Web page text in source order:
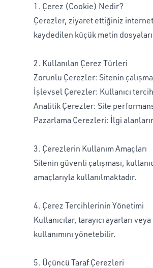
1. Çerez (Cookie) Nedir?
Çerezler, ziyaret ettiğiniz internet
kaydedilen küçük metin
2. Kullanılan Çerez Türleri
Zorunlu Çerezler: Sitenin
İşlevsel Çerezler: Kullanıcı
Analitik Çerezler: Site
Pazarlama Çerezleri: İlgi
3. Çerezlerin Kullanım Amaçları
Sitenin güvenli çalışması,
amaçlarıyla kullanılmaktadır.
4. Çerez Tercihlerinin Yönetimi
Kullanıcılar, tarayıcı ayarları
kullanımını yönetebilir.
5. Üçüncü Taraf Çerezleri